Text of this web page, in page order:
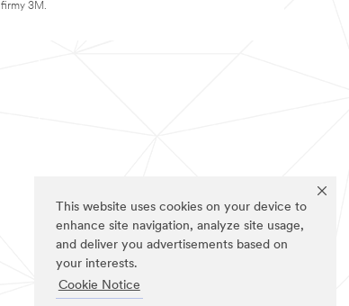
This website uses cookies on your device to
enhance site navigation, analyze site usage,
and deliver you advertisements based on
your interests.
Cookie Notice
firmy 3M.